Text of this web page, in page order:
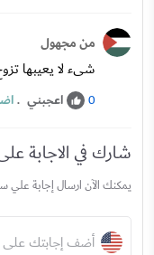
من مجهول
شىء لا يعيبها
0 اعجبني .
شارك في الاجابة
يمكنك الآن ارسال إجابة علي
أضف إجابتك على